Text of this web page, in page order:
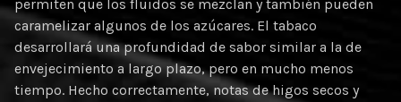
permiten que los fluidos se mezclan y también pueden
caramelizar algunos de los azúcares. El tabaco
desarrollará una profundidad de sabor similar a la de
envejecimiento a largo plazo, pero en mucho menos
tiempo. Hecho correctamente, notas de higos secos y